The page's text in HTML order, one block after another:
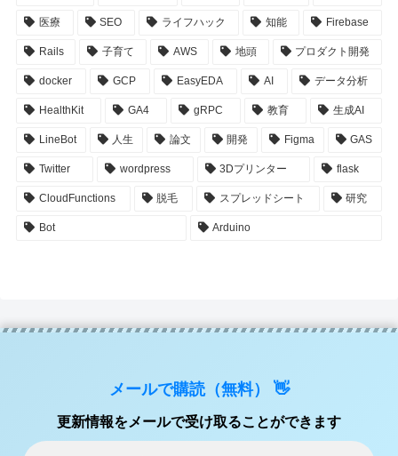
医療 SEO ライフハック 知能 Firebase
Rails 子育て AWS 地頭 プロダクト開発
docker GCP EasyEDA AI データ分析
HealthKit GA4 gRPC 教育 生成AI
LineBot 人生 論文 開発 Figma GAS
Twitter wordpress 3Dプリンター flask
CloudFunctions 脱毛 スプレッドシート 研究
Bot Arduino
メールで購読（無料） 👋
更新情報をメールで受け取ることができます